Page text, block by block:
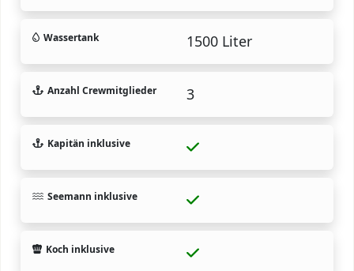
Wassertank 1500 Liter
Anzahl Crewmitglieder 3
Kapitän inklusive
Seemann inklusive
Koch inklusive